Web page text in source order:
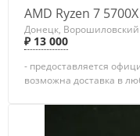
AMD Ryzen 7
Донецк, Ворошиловский
₽ 13 000
- предоставляется
возможна доставка в